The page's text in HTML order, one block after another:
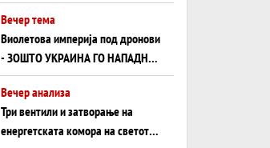
Вечер тема
Виолетова империја под дронови
- ЗОШТО УКРАИНА ГО НАПАДНА
РУСКИОТ WILDBERRIES
Вечер анализа
Три вентили и затворање на
енергетската комора на светот: